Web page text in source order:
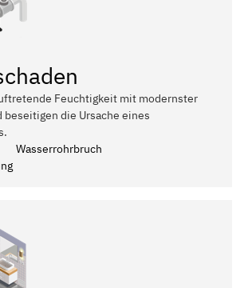
Feuchtigkeit mit modernster
beseitigen die Ursache eines
Wasserrohrbruch